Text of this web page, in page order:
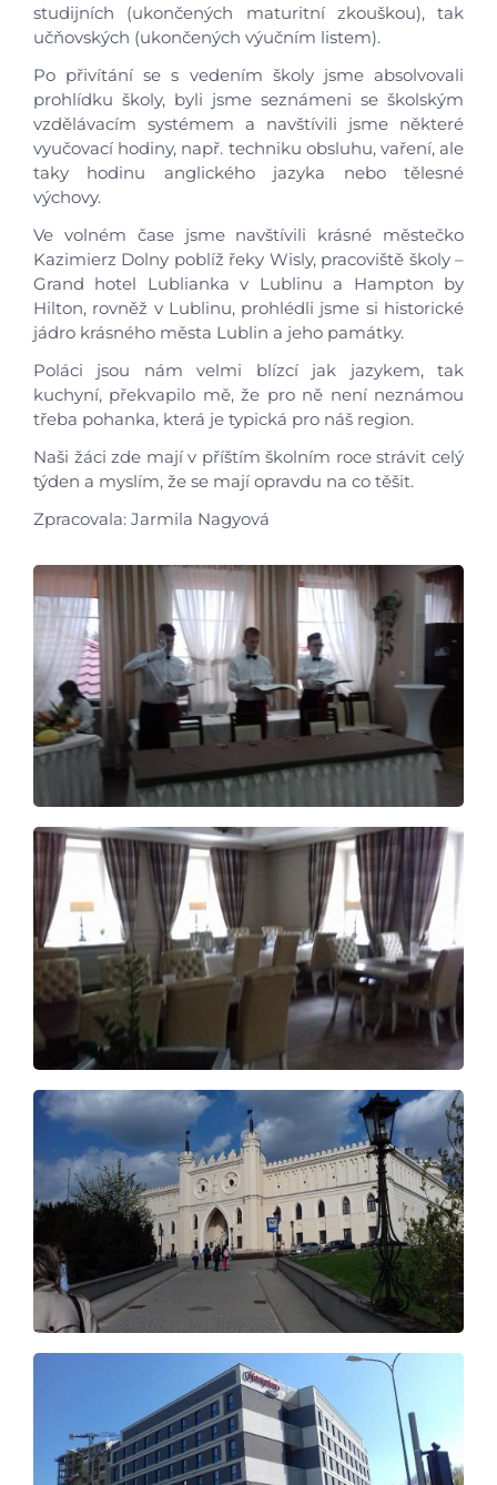
studijních (ukončených maturitní zkouškou), tak
učňovských (ukončených výučním listem).
Po přivítání se s vedením školy jsme absolvovali
prohlídku školy, byli jsme seznámeni se školským
vzdělávacím systémem a navštívili jsme některé
vyučovací hodiny, např. techniku obsluhu, vaření, ale
taky hodinu anglického jazyka nebo tělesné
výchovy.
Ve volném čase jsme navštívili krásné městečko
Kazimierz Dolny poblíž řeky Wisly, pracoviště školy –
Grand hotel Lublianka v Lublinu a Hampton by
Hilton, rovněž v Lublinu, prohlédli jsme si historické
jádro krásného města Lublin a jeho památky.
Poláci jsou nám velmi blízcí jak jazykem, tak
kuchyní, překvapilo mě, že pro ně není neznámou
třeba pohanka, která je typická pro náš region.
Naši žáci zde mají v příštím školním roce strávit celý
týden a myslím, že se mají opravdu na co těšit.
Zpracovala: Jarmila Nagyová